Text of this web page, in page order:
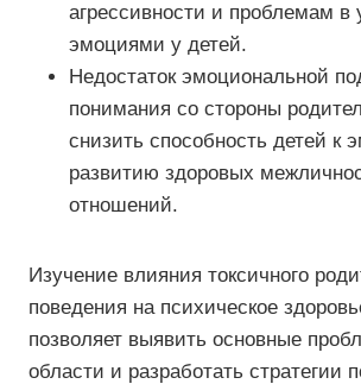
агрессивности и проблемам в
эмоциями у детей.
Недостаток эмоциональной
понимания со стороны
снизить способность детей к
развитию здоровых
отношений.
Изучение влияния токсичного
поведения на психическое
позволяет выявить основные
области и разработать стратегии